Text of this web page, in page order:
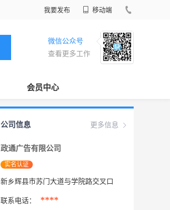
我要发布 移动端
微信公众号
查看更多工作
会员中心
更多信息
公司信息
政通广告有限公司
实名认证
新乡辉县市苏门大道与学院路交叉口
联系电话： ****